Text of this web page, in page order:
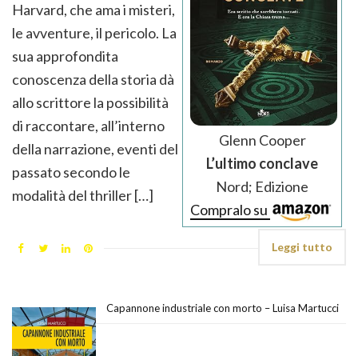
Glenn Cooper
L’ultimo conclave
Nord; Edizione
Compralo su
Harvard, che ama i misteri,
le avventure, il pericolo. La
sua approfondita
conoscenza della storia dà
allo scrittore la possibilità
di raccontare, all’interno
della narrazione, eventi del
passato secondo le
modalità del thriller […]
Leggi tutto
Capannone industriale con morto – Luisa Martucci